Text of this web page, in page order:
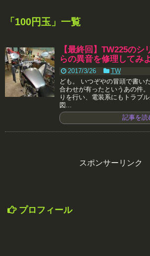
「 100円玉 」 一覧
【最終回】TW225の
らの異音を修理してみ
2017/3/26
TW
ども。 いつぞやの冒頭で書い
合わせが有ったというあの件
りを行い、電装系にもトラブ
図...
記事を読
スポンサーリンク
プロフィール